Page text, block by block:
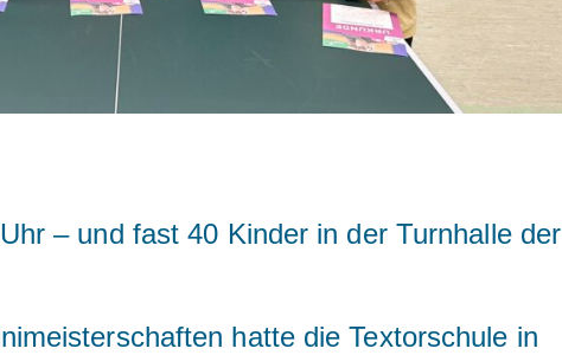
– und fast 40 Kinder in der Turnhalle der
hatte die Textorschule in